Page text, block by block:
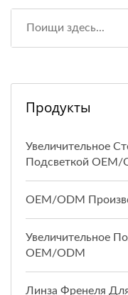
Продукты
Увеличительное
Подсветкой OEM/
OEM/ODM
Увеличительное
OEM/ODM
Линза Френеля